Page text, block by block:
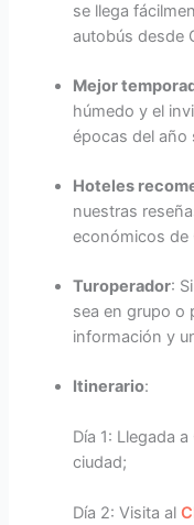
se llega
autobús desde
Mejor
húmedo y el
épocas del año
Hoteles
nuestras
económicos de
Turoperador:
sea en grupo o
información y
Itinerario:
Día 1: Llegada
ciudad;
Día 2: Visita al